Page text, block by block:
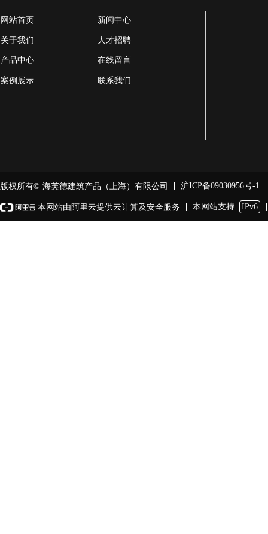
网站首页
关于我们
产品中心
案例展示
新闻中心
人才招聘
在线留言
联系我们
版权所有© 海芙德建筑产品（上海）有限公司 沪ICP备09030956号-1
本网站由阿里云提供云计算及安全服务 本网站支持 IPv6